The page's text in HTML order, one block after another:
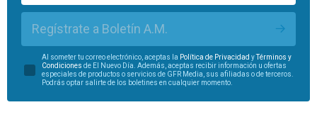
Regístrate a Boletín A.M.
Al someter tu correo electrónico, aceptas la Política de Privacidad yTérminos y
Condiciones de El Nuevo Día. Además, aceptas recibir información u ofertas
especiales de productos o servicios de GFR Media, sus afiliadas o de terceros.
Podrás optar salirte de los boletines en cualquier momento.